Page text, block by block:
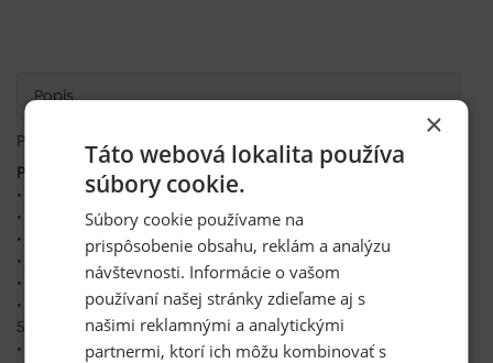
Popis
Prilba R-5 červená
Popis produktu:
• klasická polyetylénová ochranná prilba v šiestich farbách
• odolnosť proti teplu od – 10 °C do + 50 °C
• elektrická izolácia do 440 V
• jednoducho nastaviteľná veľkosť obvodu
• životnosť 4 – 5 rokov
• súčasťou prilby je čelový potný pásik R-5-2 a plastový kríž R-
5-3
• možnosť objednať náhradné príslušenstvo
×
Táto webová lokalita používa
súbory cookie.
Súbory cookie používame na
prispôsobenie obsahu, reklám a analýzu
návštevnosti. Informácie o vašom
používaní našej stránky zdieľame aj s
našimi reklamnými a analytickými
partnermi, ktorí ich môžu kombinovať s